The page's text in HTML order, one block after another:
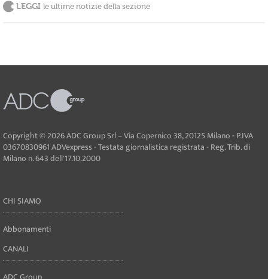
LEGGI le ultime notizie della sezione
Copyright © 2026 ADC Group Srl – Via Copernico 38, 20125 Milano - P.IVA
03670830961 ADVexpress - Testata giornalistica registrata - Reg. Trib. di
Milano n. 643 dell'17.10.2000
CHI SIAMO
Abbonamenti
CANALI